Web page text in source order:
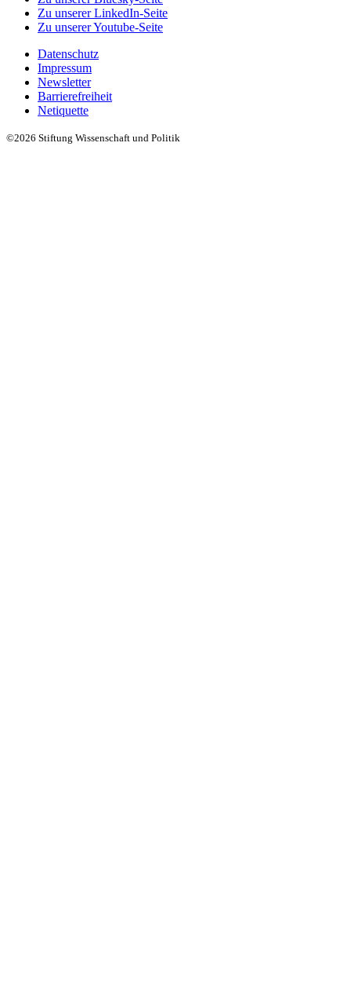
Zu unserer LinkedIn-Seite
Zu unserer Youtube-Seite
Datenschutz
Impressum
Newsletter
Barrierefreiheit
Netiquette
©2026 Stiftung Wissenschaft und Politik